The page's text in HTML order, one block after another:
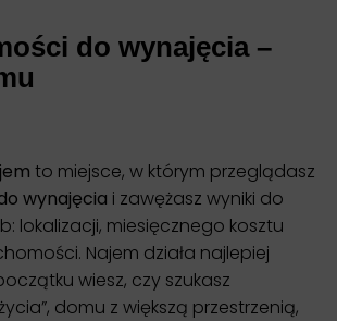
do wynajęcia –
to miejsce, w którym przeglądasz
wynajęcia i zawężasz wyniki do
lokalizacji, miesięcznego kosztu
Najem działa najlepiej
wiesz, czy szukasz
domu z większą przestrzenią,